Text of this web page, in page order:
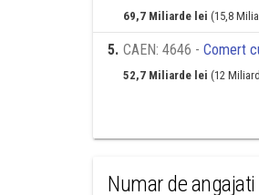
69,7 Miliarde lei (15,8
5. CAEN: 4646 - Comert
52,7 Miliarde lei (12
Numar de angajati